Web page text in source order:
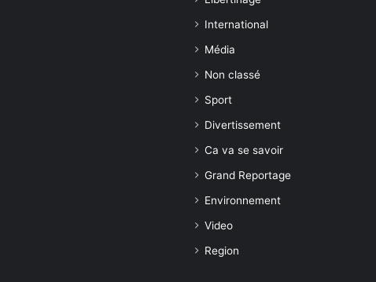
International
Média
Non classé
Sport
Divertissement
Ca va se savoir
Grand Reportage
Environnement
Video
Region